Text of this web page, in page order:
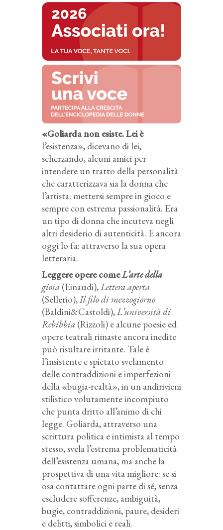
«Goliarda non esiste. Lei è
l’esistenza», dicevano di lei,
scherzando, alcuni amici per
intendere un tratto della personalità
che caratterizzava sia la donna che
l’artista: mettersi sempre in gioco e
sempre con estrema passionalità. Era
un tipo di donna che incuteva negli
altri desiderio di autenticità. E ancora
oggi lo fa: attraverso la sua opera
letteraria.
Leggere opere comeL’arte della
gioia (Einaudi),Lettera aperta
(Sellerio),Il filo di mezzogiorno
(Baldini&Castoldi),L’università di
Rebibbia (Rizzoli) e alcune poesie ed
opere teatrali rimaste ancora inedite
può risultare irritante. Tale è
l’insistente e spietato svelamento
delle contraddizioni e imperfezioni
della «bugia-realtà», in un andirivieni
stilistico volutamente incompiuto
che punta dritto all’animo di chi
legge. Goliarda, attraverso una
scrittura politica e intimista al tempo
stesso, svela l’estrema problematicità
dell’esistenza umana, ma anche la
prospettiva di una vita migliore: se si
osa contattare ogni parte di sé, senza
escludere sofferenze, ambiguità,
bugie, contraddizioni, paure, desideri
e delitti, simbolici e reali.